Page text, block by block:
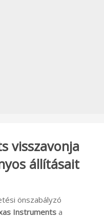
visszavonja
állításait
önszabályzó
Instruments a